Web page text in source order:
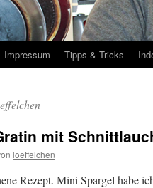
Impressum Tipps & Tricks
mit
loeffelchen
Rezept. Mini Spargel habe